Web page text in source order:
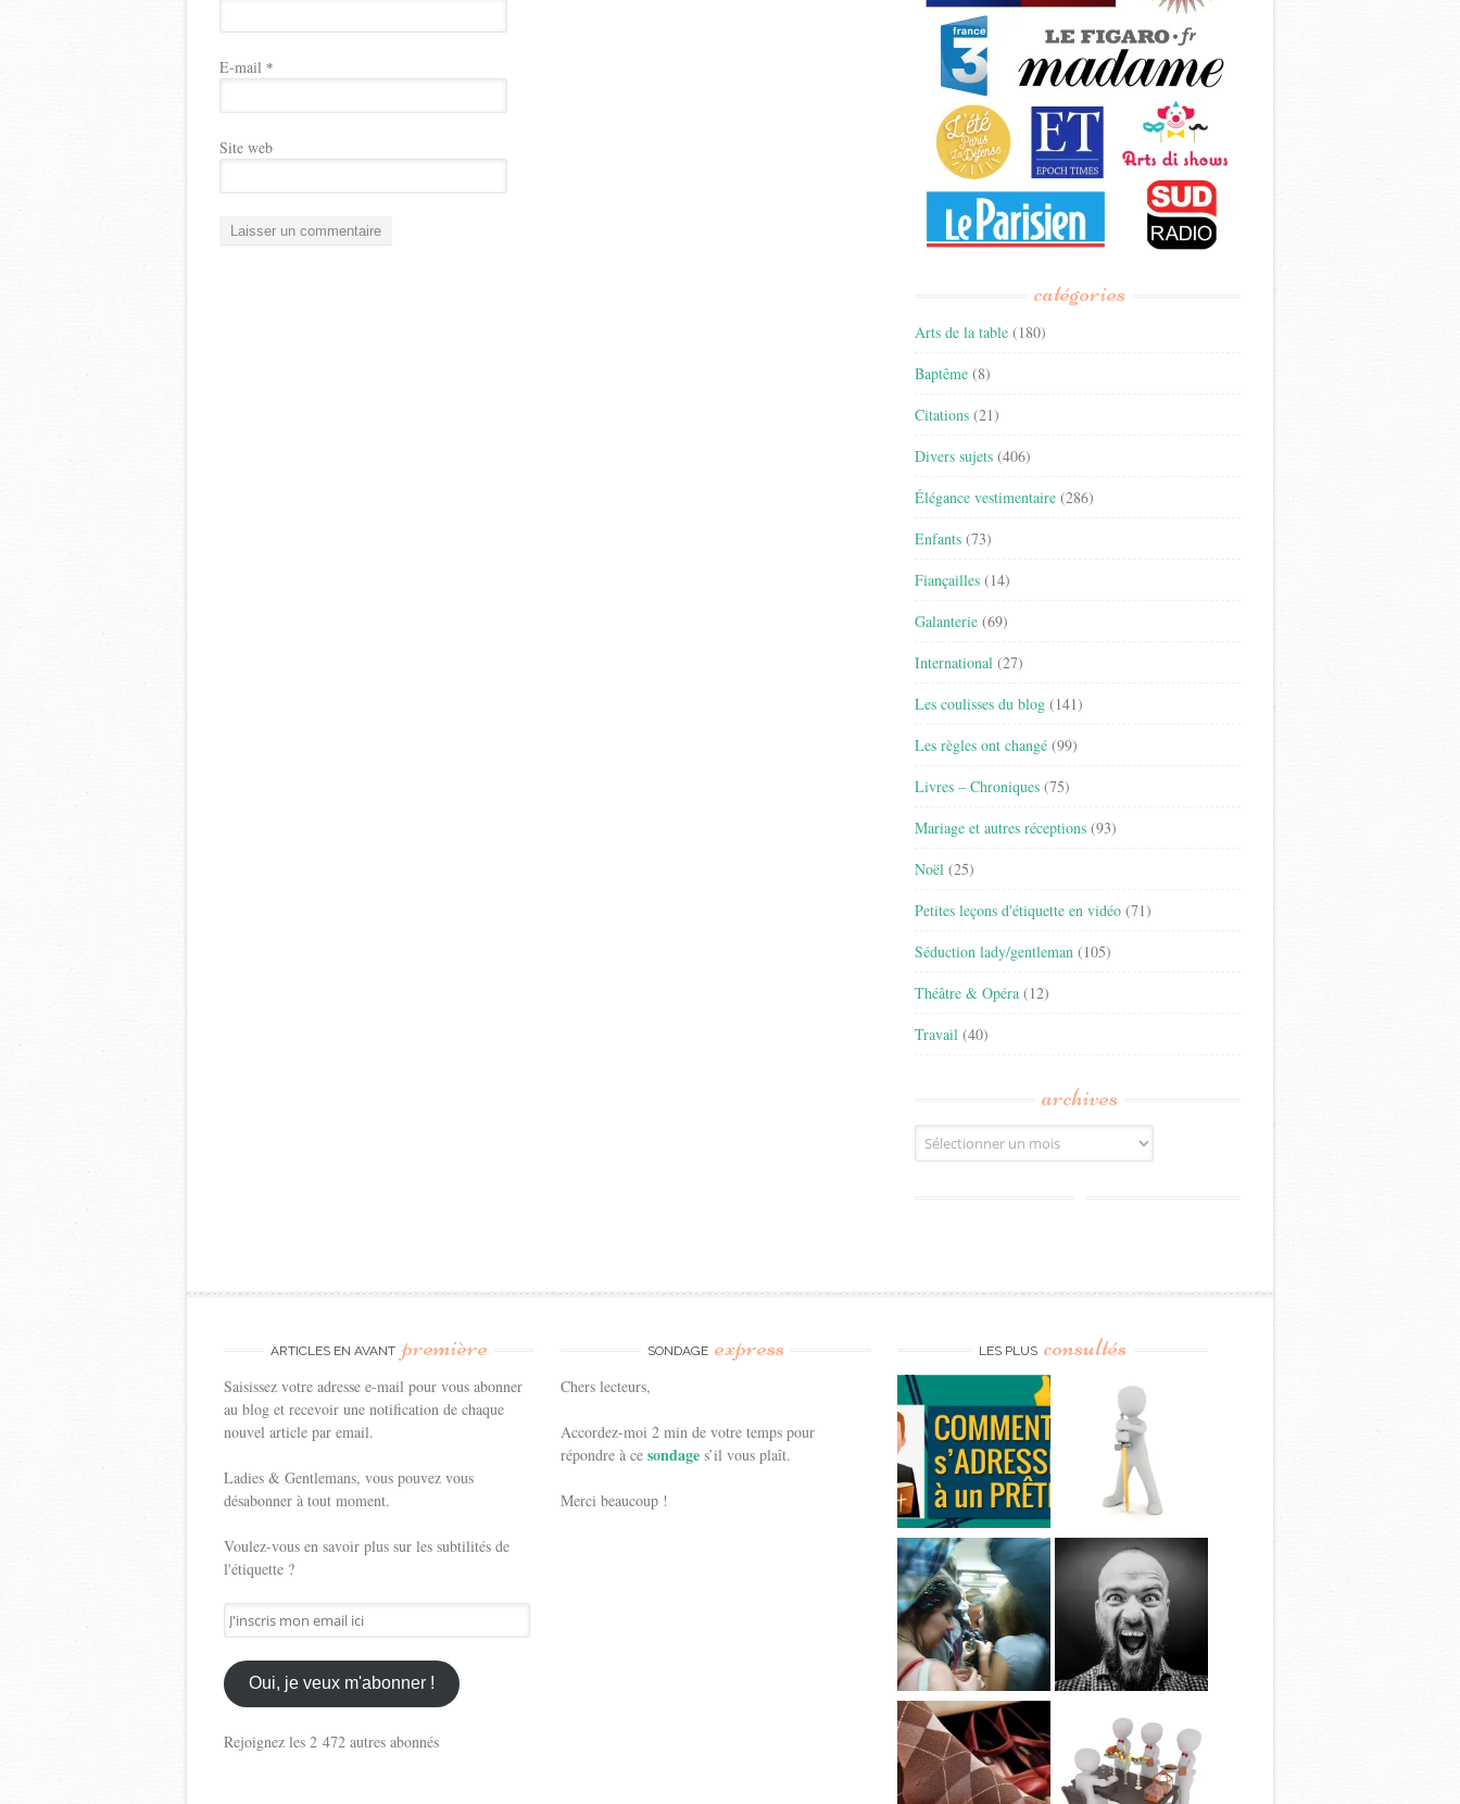
E-mail *
Site web
catégories
Arts de la table (180)
Baptême (8)
Citations (21)
Divers sujets (406)
Élégance vestimentaire (286)
Enfants (73)
Fiançailles (14)
Galanterie (69)
International (27)
Les coulisses du blog (141)
Les règles ont changé (99)
Livres – Chroniques (75)
Mariage et autres réceptions (93)
Noël (25)
Petites leçons d'étiquette en vidéo (71)
Séduction lady/gentleman (105)
Théâtre & Opéra (12)
Travail (40)
archives
Archives
ARTICLES EN AVANT première
Saisissez votre adresse e-mail pour vous abonner
au blog et recevoir une notification de chaque
nouvel article par email.
Ladies & Gentlemans, vous pouvez vous
désabonner à tout moment.
Voulez-vous en savoir plus sur les subtilités de
l'étiquette ?
J'inscris
mon
email
ici
Oui, je veux m'abonner !
Rejoignez les 2 472 autres abonnés
SONDAGE express
Chers lecteurs,
Accordez-moi 2 min de votre temps pour
répondre à cesondages’il vous plaît.
Merci beaucoup !
LES PLUS consultés